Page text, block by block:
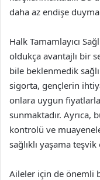
daha az endişe
Halk Tamamlayıcı
oldukça avantajlı bir
bile beklenmedik
sigorta, gençlerin
onlara uygun
sunmaktadır. Ayrıca,
kontrolü ve
sağlıklı yaşama
Aileler için de önemli